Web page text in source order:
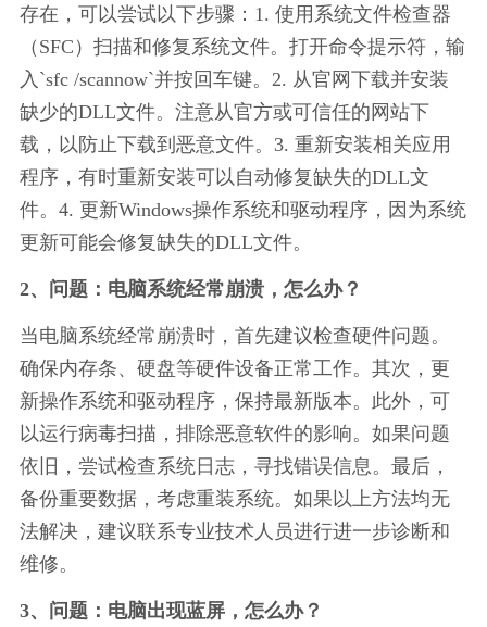
存在，可以尝试以下步骤：1. 使用系统文件检查器
（SFC）扫描和修复系统文件。打开命令提示符，输
入`sfc /scannow`并按回车键。2. 从官网下载并安装
缺少的DLL文件。注意从官方或可信任的网站下
载，以防止下载到恶意文件。3. 重新安装相关应用
程序，有时重新安装可以自动修复缺失的DLL文
件。4. 更新Windows操作系统和驱动程序，因为系统
更新可能会修复缺失的DLL文件。
2、问题：电脑系统经常崩溃，怎么办？
当电脑系统经常崩溃时，首先建议检查硬件问题。
确保内存条、硬盘等硬件设备正常工作。其次，更
新操作系统和驱动程序，保持最新版本。此外，可
以运行病毒扫描，排除恶意软件的影响。如果问题
依旧，尝试检查系统日志，寻找错误信息。最后，
备份重要数据，考虑重装系统。如果以上方法均无
法解决，建议联系专业技术人员进行进一步诊断和
维修。
3、问题：电脑出现蓝屏，怎么办？